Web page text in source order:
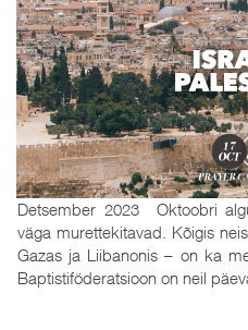
Detsember 2023 Oktoobri
väga murettekitavad. Kõigis
Gazas ja Liibanonis – on ka
Baptistiföderatsioon on neil